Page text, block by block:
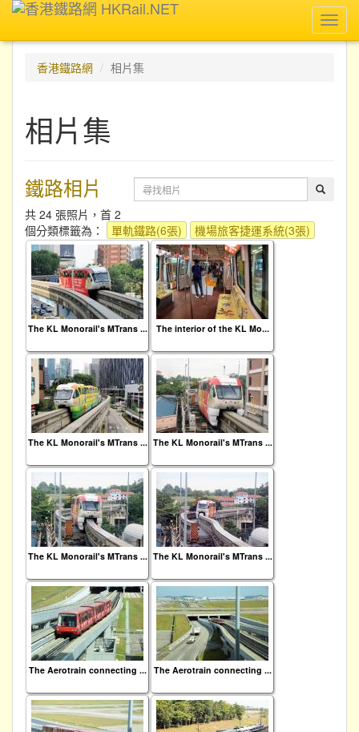
香港鐵路網
相片集
相片集
鐵路相片
共 24 張照片，首 2
個分類標籤為：
單軌鐵路(6張) 機場旅客捷運系統(3張)
The KL Monorail's MTrans ... The interior of the KL Mo...
The KL Monorail's MTrans ... The KL Monorail's MTrans ...
The KL Monorail's MTrans ... The KL Monorail's MTrans ...
The Aerotrain connecting ... The Aerotrain connecting ...